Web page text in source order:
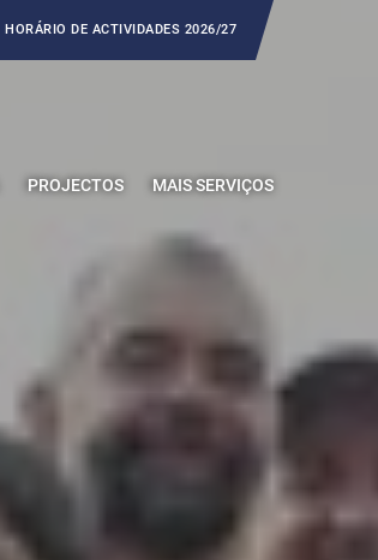
HORÁRIO DE ACTIVIDADES 2026/27
PROJECTOS MAIS SERVIÇOS